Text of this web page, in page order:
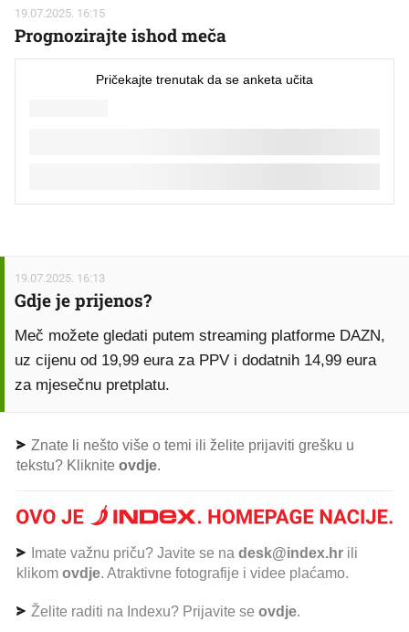
19.07.2025. 16:15
Prognozirajte ishod meča
19.07.2025. 16:13
Gdje je prijenos?
Meč možete gledati putem streaming platforme DAZN,
uz cijenu od 19,99 eura za PPV i dodatnih 14,99 eura
za mjesečnu pretplatu.
Znate li nešto više o temi ili želite prijaviti grešku u
tekstu? Kliknite ovdje.
Imate važnu priču? Javite se na desk@index.hr ili
klikom ovdje. Atraktivne fotografije i videe plaćamo.
Želite raditi na Indexu? Prijavite se ovdje.